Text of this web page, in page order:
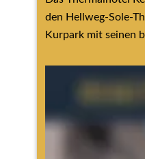
den Hellweg-Sole-
Kurpark mit seinen